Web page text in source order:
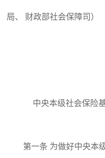
局、 财政部社会保障司）
中央本级社会保险
第一条 为做好中央本级